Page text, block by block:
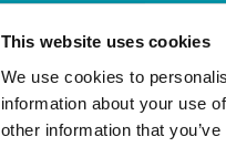
This website uses cookies
We use cookies to
information about your use
other information that